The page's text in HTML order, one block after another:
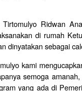
Ridwan
di rumah
dinyatakan sebagai
kami
semoga
yang ada di